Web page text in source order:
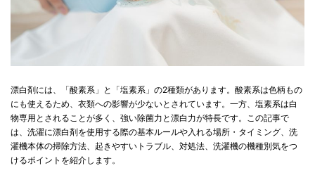
漂白剤には、「酸素系」と「塩素系」の2種類があります。酸素系は色柄もの
にも使えるため、衣類への影響が少ないとされています。一方、塩素系は白
物専用とされることが多く、強い除菌力と漂白力が特長です。この記事で
は、洗濯に漂白剤を使用する際の基本ルールや入れる場所・タイミング、洗
濯機本体の掃除方法、起きやすいトラブル、対処法、洗濯機の機種別気をつ
けるポイントを紹介します。